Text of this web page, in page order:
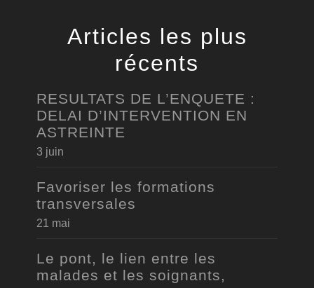
Articles les plus
récents
RESULTATS DE L’ENQUETE :
DELAI D’INTERVENTION EN
ASTREINTE
3 juin
Favoriser les formations
transversales
21 mai
Le pont, le lien entre les
malades et les soignants,